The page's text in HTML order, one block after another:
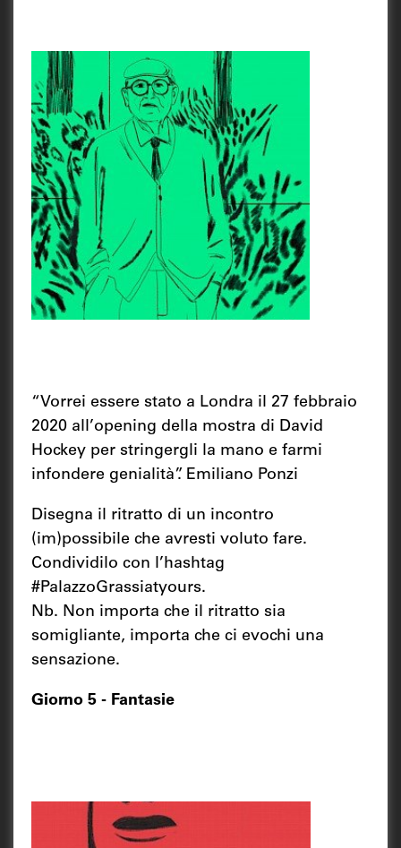
“Vorrei essere stato a Londra il 27 febbraio
2020 all’opening della mostra di David
Hockey per stringergli la mano e farmi
infondere genialità”. Emiliano Ponzi
Disegna il ritratto di un incontro
(im)possibile che avresti voluto fare.
Condividilo con l’hashtag
#PalazzoGrassiatyours.
Nb. Non importa che il ritratto sia
somigliante, importa che ci evochi una
sensazione.
Giorno 5 - Fantasie